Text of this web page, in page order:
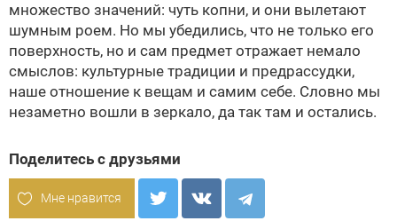
множество значений: чуть копни, и они вылетают
шумным роем. Но мы убедились, что не только его
поверхность, но и сам предмет отражает немало
смыслов: культурные традиции и предрассудки,
наше отношение к вещам и самим себе. Словно мы
незаметно вошли в зеркало, да так там и остались.
Поделитесь с друзьями
Мне нравится